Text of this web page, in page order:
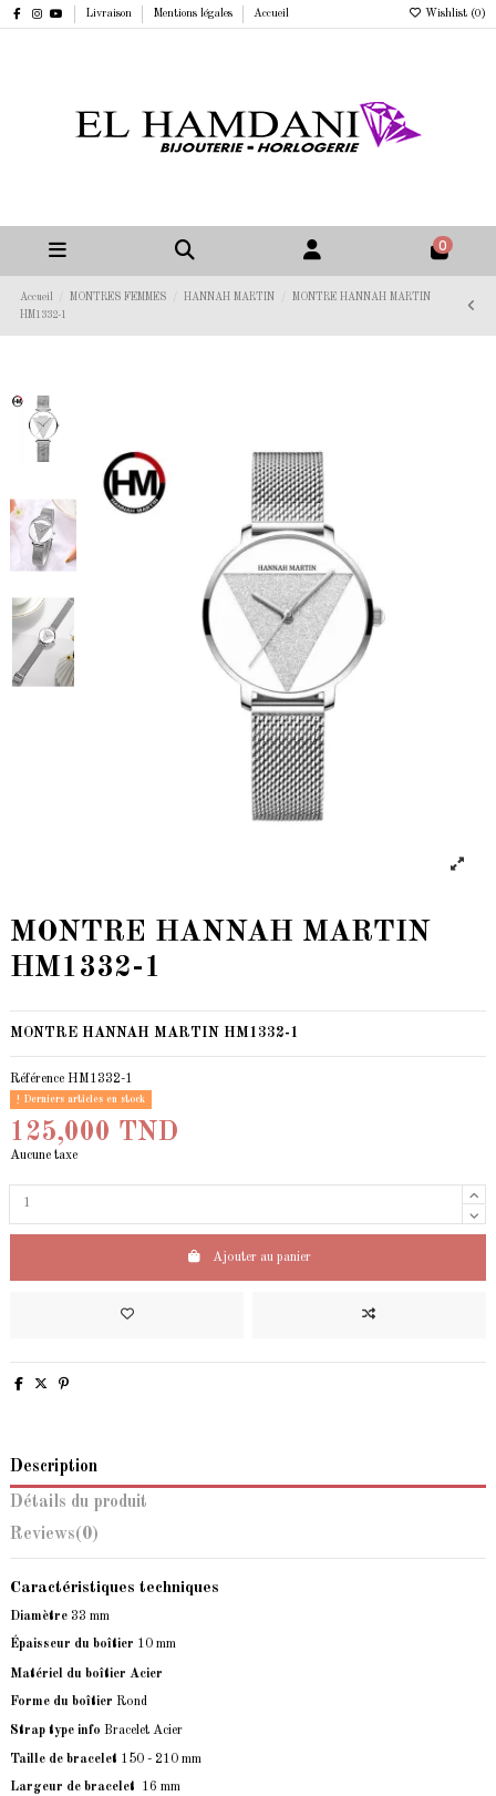
Livraison Mentions légales Accueil Wishlist (0 )
0
Accueil MONTRES FEMMES HANNAH MARTIN
MONTRE HANNAH MARTIN
HM1332-1
MONTRE HANNAH MARTIN
HM1332-1
MONTRE HANNAH MARTIN HM1332-1
Référence HM1332-1
Derniers articles en stock
125,000 TND
Aucune taxe
Ajouter au panier
Description
Détails du produit
Reviews(0)
Caractéristiques techniques
Diamètre 33 mm
Épaisseur du boîtier 10 mm
Matériel du boîtier Acier
Forme du boîtier Rond
Strap type info Bracelet Acier
Taille de bracelet 150 - 210 mm
Largeur de bracelet 16 mm